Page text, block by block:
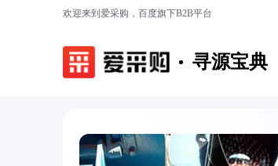
欢迎来到爱采购，百度旗下B2B平台
寻源宝典